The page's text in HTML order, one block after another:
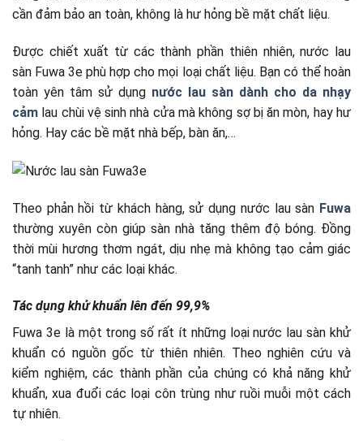
cần đảm bảo an toàn, không là hư hỏng bề mặt chất liệu.
Được chiết xuất từ các thành phần thiên nhiên, nước lau
sàn Fuwa 3e phù hợp cho mọi loại chất liệu. Bạn có thể hoàn
toàn yên tâm sử dụng nước lau sàn dành cho da nhạy
cảm lau chùi vệ sinh nhà cửa mà không sợ bị ăn mòn, hay hư
hỏng. Hay các bề mặt nhà bếp, bàn ăn,…
Theo phản hồi từ khách hàng, sử dụng nước lau sàn Fuwa
thường xuyên còn giúp sàn nhà tăng thêm độ bóng. Đồng
thời mùi hương thơm ngát, dịu nhẹ mà không tạo cảm giác
“tanh tanh” như các loại khác.
Tác dụng khử khuẩn lên đến 99,9%
Fuwa 3e là một trong số rất ít những loại nước lau sàn khử
khuẩn có nguồn gốc từ thiên nhiên. Theo nghiên cứu và
kiểm nghiệm, các thành phần của chúng có khả năng khử
khuẩn, xua đuổi các loại côn trùng như ruồi muỗi một cách
tự nhiên.